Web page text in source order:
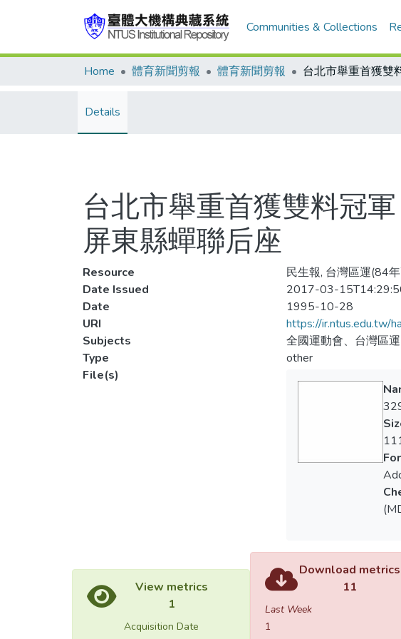
Communities & Collections
Home 體育新聞剪報 體育新聞剪報
Details
台北市舉重首獲雙料冠
屏東縣蟬聯后座
Resource
民生報, 台灣區運(84
Date Issued
2017-03-
Date
1995-10-28
URI
https://ir.ntus.edu.tw/
Subjects
全國運動會、台灣區
Type
other
File(s)
View metrics
1
Acquisition Date
Download metrics
11
Last Week
1